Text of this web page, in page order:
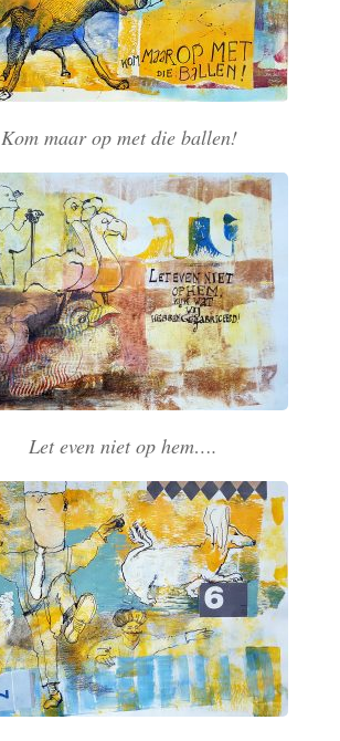
Kom maar op met die ballen!
Let even niet op hem….